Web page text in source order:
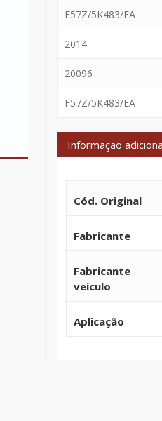
F57Z/5K483/EA
2014
20096
F57Z/5K483/EA
Informação
Cód. Original
Fabricante
Fabricante
veículo
Aplicação